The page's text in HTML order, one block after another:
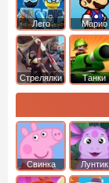
Лего Марио
Стрелялки Танки
Свинка
Пеппа
Лунтик